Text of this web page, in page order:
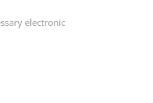
electronic